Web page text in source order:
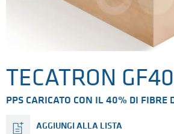
TECATRON
PPS CARICATO CON IL 40% DI FIBRE
AGGIUNGI ALLA LISTA